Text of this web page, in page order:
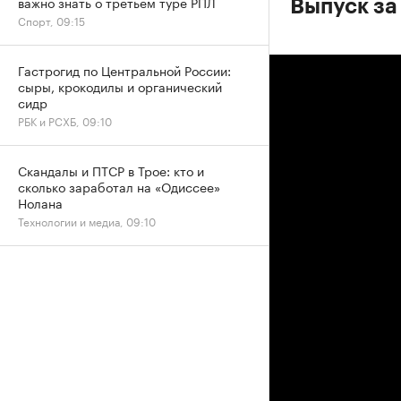
Выпуск
Спорт, 09:15
Гастрогид по Центральной России:
сыры, крокодилы и органический
сидр
РБК и РСХБ, 09:10
Скандалы и ПТСР в Трое: кто и
сколько заработал на «Одиссее»
Нолана
Технологии и медиа, 09:10